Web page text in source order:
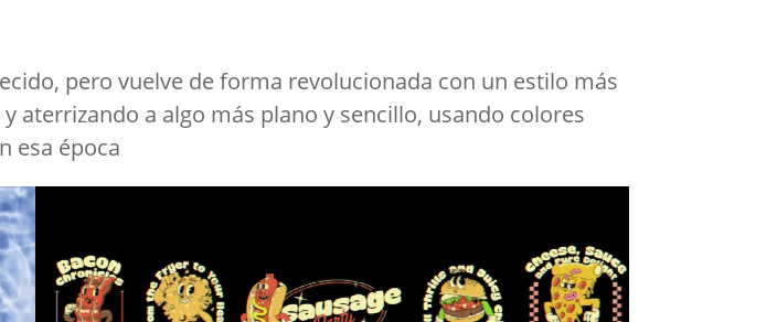
pero vuelve de forma revolucionada con un estilo más
aterrizando a algo más plano y sencillo, usando colores
esa época